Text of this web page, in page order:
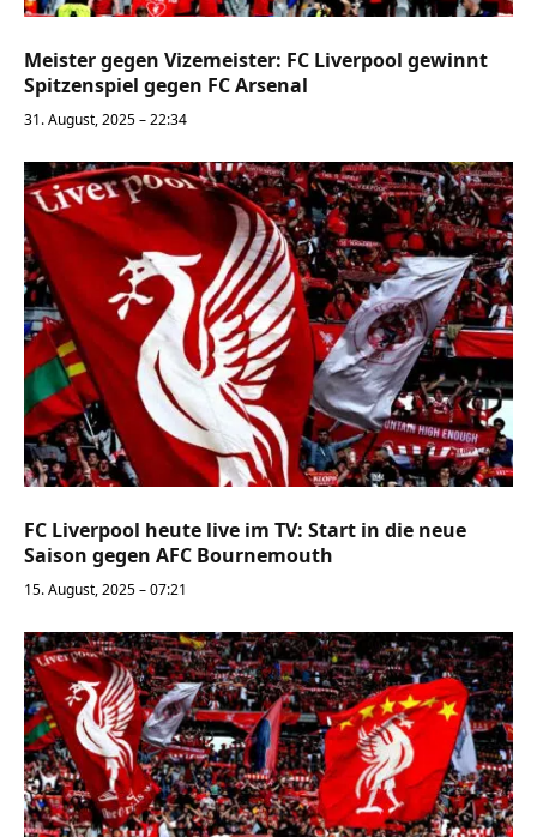
Meister gegen Vizemeister: FC Liverpool gewinnt
Spitzenspiel gegen FC Arsenal
31. August, 2025 – 22:34
FC Liverpool heute live im TV: Start in die neue
Saison gegen AFC Bournemouth
15. August, 2025 – 07:21